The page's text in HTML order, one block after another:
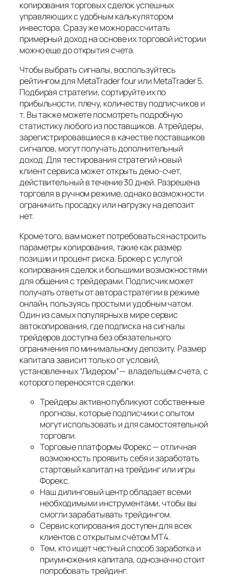
копирования торговых сделок успешных
управляющих с удобным калькулятором
инвестора. Сразу же можно рассчитать
примерный доход на основе их торговой истории
можно еще до открытия счета.
Чтобы выбрать сигналы, воспользуйтесь
рейтингом для MetaTrader four или MetaTrader 5.
Подбирая стратегии, сортируйте их по
прибыльности, плечу, количеству подписчиков и
т. Вы также можете посмотреть подробную
статистику любого из поставщиков. А трейдеры,
зарегистрировавшиеся в качестве поставщиков
сигналов, могут получать дополнительный
доход. Для тестирования стратегий новый
клиент сервиса может открыть демо-счет,
действительный в течение 30 дней. Разрешена
торговля в ручном режиме, однако возможности
ограничить просадку или нагрузку на депозит
нет.
Кроме того, вам может потребоваться настроить
параметры копирования, такие как размер
позиции и процент риска. Брокер с услугой
копирования сделок и большими возможностями
для общения с трейдерами. Подписчик может
получать ответы от автора стратегии в режиме
онлайн, пользуясь простым и удобным чатом.
Один из самых популярных в мире сервис
автокопирования, где подписка на сигналы
трейдеров доступна без обязательного
ограничения по минимальному депозиту. Размер
капитала зависит только от условий,
установленных “Лидером”— владельцем счета, с
которого переносятся сделки.
Трейдеры активно публикуют собственные
прогнозы, которые подписчики с опытом
могут использовать и для самостоятельной
торговли.
Торговые платформы Форекс — отличная
возможность проявить себя и заработать
стартовый капитал на трейдинг или игры
Форекс.
Наш дилинговый центр обладает всеми
необходимыми инструментами, чтобы вы
смогли зарабатывать трейдингом.
Сервис копирования доступен для всех
клиентов с открытым счётом МТ4.
Тем, кто ищет честный способ заработка и
приумножения капитала, однозначно стоит
попробовать трейдинг.